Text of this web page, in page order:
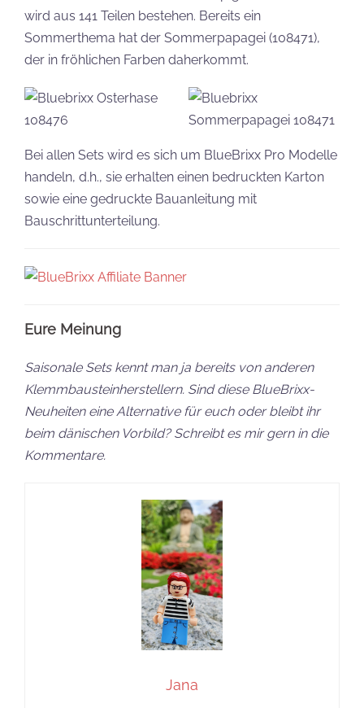
wird aus 141 Teilen bestehen. Bereits ein
Sommerthema hat der Sommerpapagei (108471),
der in fröhlichen Farben daherkommt.
Bei allen Sets wird es sich um BlueBrixx Pro Modelle
handeln, d.h., sie erhalten einen bedruckten Karton
sowie eine gedruckte Bauanleitung mit
Bauschrittunterteilung.
Eure Meinung
Saisonale Sets kennt man ja bereits von anderen
Klemmbausteinherstellern. Sind diese BlueBrixx-
Neuheiten eine Alternative für euch oder bleibt ihr
beim dänischen Vorbild? Schreibt es mir gern in die
Kommentare.
Jana